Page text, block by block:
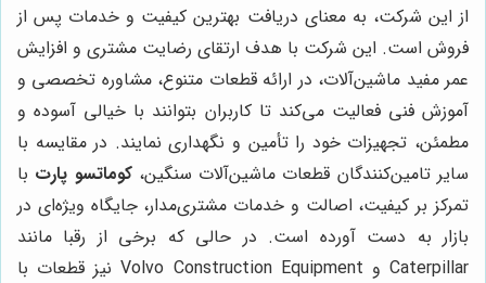
از این شرکت، به معنای دریافت بهترین کیفیت و خدمات پس از
فروش است. این شرکت با هدف ارتقای رضایت مشتری و افزایش
عمر مفید ماشین‌آلات، در ارائه قطعات متنوع، مشاوره تخصصی و
آموزش فنی فعالیت می‌کند تا کاربران بتوانند با خیالی آسوده و
مطمئن، تجهیزات خود را تأمین و نگهداری نمایند. در مقایسه با
سایر تامین‌کنندگان قطعات ماشین‌آلات سنگین،کوماتسو پارت با
تمرکز بر کیفیت، اصالت و خدمات مشتری‌مدار، جایگاه ویژه‌ای در
بازار به دست آورده است. در حالی که برخی از رقبا مانند
Caterpillar و Volvo Construction Equipment نیز قطعات با